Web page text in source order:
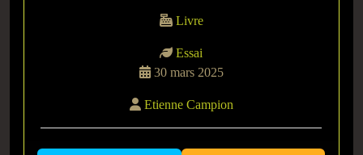
Livre
Essai
30 mars 2025
Etienne Campion